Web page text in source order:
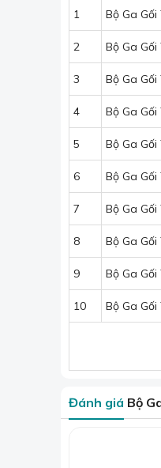
Đặc biệt, nhờ
và giữ form
1
Bộ Ga
2 Bộ Ga
3 Bộ Ga
4 Bộ Ga
5 Bộ Ga
6 Bộ Ga
7 Bộ Ga
8 Bộ Ga
9 Bộ Ga
10 Bộ Ga
Đánh giá Bộ